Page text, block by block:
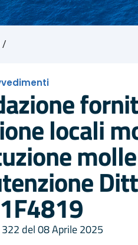
/
locali
del 08 Aprile 2025